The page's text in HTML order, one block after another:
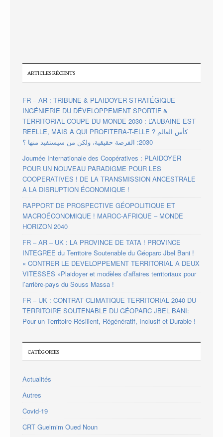
ARTICLES RÉCENTS
FR – AR : TRIBUNE & PLAIDOYER STRATÉGIQUE
INGÉNIERIE DU DÉVELOPPEMENT SPORTIF &
TERRITORIAL COUPE DU MONDE 2030 : L’AUBAINE EST
REELLE, MAIS A QUI PROFITERA-T-ELLE ? كأس العالم
2030: الفرصة حقيقية، ولكن من سيستفيد منها ؟
Journée Internationale des Coopératives : PLAIDOYER
POUR UN NOUVEAU PARADIGME POUR LES
COOPERATIVES ! DE LA TRANSMISSION ANCESTRALE
A LA DISRUPTION ÉCONOMIQUE !
RAPPORT DE PROSPECTIVE GÉOPOLITIQUE ET
MACROÉCONOMIQUE ! MAROC-AFRIQUE – MONDE
HORIZON 2040
FR – AR – UK : LA PROVINCE DE TATA ! PROVINCE
INTEGREE du Territoire Soutenable du Géoparc Jbel Bani !
« CONTRER LE DEVELOPPEMENT TERRITORIAL A DEUX
VITESSES »Plaidoyer et modèles d’affaires territoriaux pour
l’arrière-pays du Souss Massa !
FR – UK : CONTRAT CLIMATIQUE TERRITORIAL 2040 DU
TERRITOIRE SOUTENABLE DU GÉOPARC JBEL BANI:
Pour un Territoire Résilient, Régénératif, Inclusif et Durable !
CATÉGORIES
Actualités
Autres
Covid-19
CRT Guelmim Oued Noun